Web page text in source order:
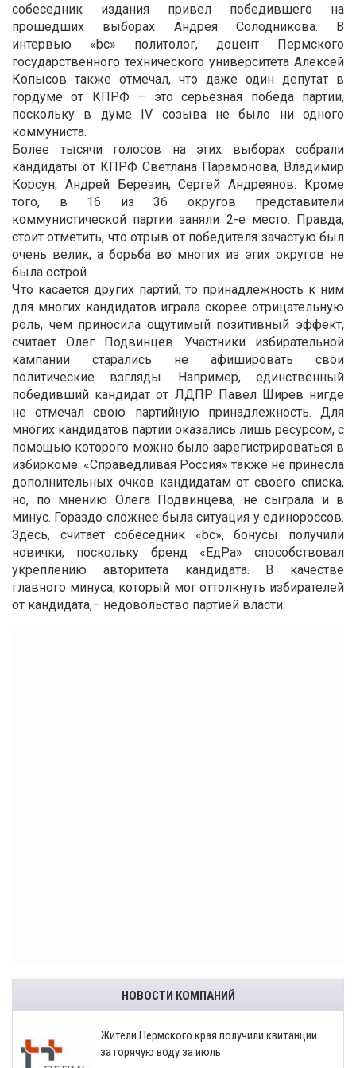
собеседник издания привел победившего на
прошедших выборах Андрея Солодникова. В
интервью «bc» политолог, доцент Пермского
государственного технического университета Алексей
Копысов также отмечал, что даже один депутат в
гордуме от КПРФ – это серьезная победа партии,
поскольку в думе IV созыва не было ни одного
коммуниста.
Более тысячи голосов на этих выборах собрали
кандидаты от КПРФ Светлана Парамонова, Владимир
Корсун, Андрей Березин, Сергей Андреянов. Кроме
того, в 16 из 36 округов представители
коммунистической партии заняли 2-е место. Правда,
стоит отметить, что отрыв от победителя зачастую был
очень велик, а борьба во многих из этих округов не
была острой.
Что касается других партий, то принадлежность к ним
для многих кандидатов играла скорее отрицательную
роль, чем приносила ощутимый позитивный эффект,
считает Олег Подвинцев. Участники избирательной
кампании старались не афишировать свои
политические взгляды. Например, единственный
победивший кандидат от ЛДПР Павел Ширев нигде
не отмечал свою партийную принадлежность. Для
многих кандидатов партии оказались лишь ресурсом, с
помощью которого можно было зарегистрироваться в
избиркоме. «Справедливая Россия» также не принесла
дополнительных очков кандидатам от своего списка,
но, по мнению Олега Подвинцева, не сыграла и в
минус. Гораздо сложнее была ситуация у единороссов.
Здесь, считает собеседник «bc», бонусы получили
новички, поскольку бренд «ЕдРа» способствовал
укреплению авторитета кандидата. В качестве
главного минуса, который мог оттолкнуть избирателей
от кандидата,– недовольство партией власти.
НОВОСТИ КОМПАНИЙ
​Жители Пермского края получили квитанции
за горячую воду за июль